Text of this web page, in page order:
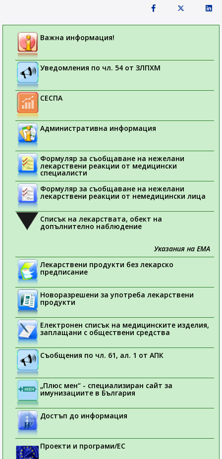
Важна информация!
Уведомления по чл. 54 от ЗЛПХМ
СЕСПА
Административна информация
Формуляр за съобщаване на нежелани
лекарствени реакции от медицински
специалисти
Формуляр за съобщаване на нежелани
лекарствени реакции от немедицински лица
Списък на лекарствата, обект на
допълнително наблюдение
Указания на ЕМА
Лекарствени продукти без лекарско
предписание
Новоразрешени за употреба лекарствени
продукти
Електронен списък на медицинските изделия,
заплащани с обществени средства
Съобщения по чл. 61, ал. 1 от АПК
„Плюс мен“ - специализиран сайт за
имунизациите в България
Достъп до информация
Проекти и програми/ЕС